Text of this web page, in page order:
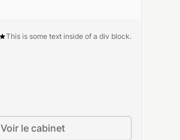
This is some text inside of a div block.
Voir le cabinet